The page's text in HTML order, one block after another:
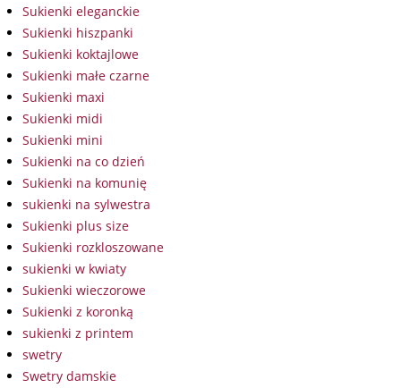
Sukienki eleganckie
Sukienki hiszpanki
Sukienki koktajlowe
Sukienki małe czarne
Sukienki maxi
Sukienki midi
Sukienki mini
Sukienki na co dzień
Sukienki na komunię
sukienki na sylwestra
Sukienki plus size
Sukienki rozkloszowane
sukienki w kwiaty
Sukienki wieczorowe
Sukienki z koronką
sukienki z printem
swetry
Swetry damskie